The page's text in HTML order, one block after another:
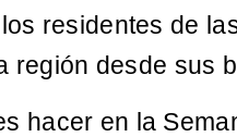
residentes de
región desde sus
hacer en la